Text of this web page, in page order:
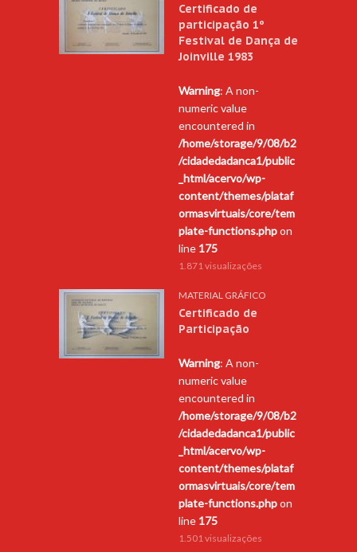
Certificado de
participação 1º
Festival de Dança de
Joinville 1983
Warning: A non-
numeric value
encountered in
/home/storage/9/08/b2
/cidadedadanca1/public
_html/acervo/wp-
content/themes/plataf
ormasvirtuais/core/tem
plate-functions.phpon
line 175
1.871 visualizações
MATERIAL GRÁFICO
Certificado de
Participação
Warning: A non-
numeric value
encountered in
/home/storage/9/08/b2
/cidadedadanca1/public
_html/acervo/wp-
content/themes/plataf
ormasvirtuais/core/tem
plate-functions.phpon
line 175
1.501 visualizações